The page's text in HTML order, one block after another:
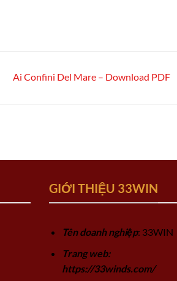
Ai Confini Del Mare – Download PDF
GIỚI THIỆU 33WIN
Tên doanh nghiệp: 33WIN
Trang web:
https://33winds.com/